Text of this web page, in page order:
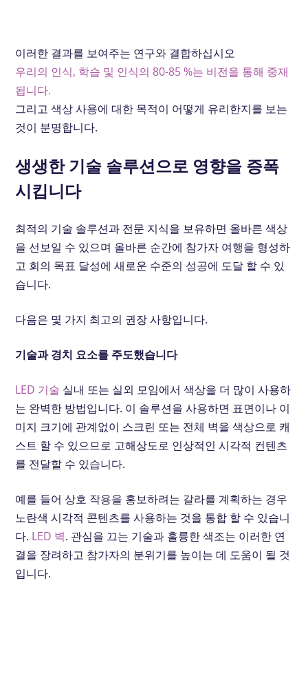
이러한 결과를 보여주는 연구와 결합하십시오
우리의 인식, 학습 및 인식의 80-85 %는 비전을 통해 중재
됩니다.
그리고 색상 사용에 대한 목적이 어떻게 유리한지를 보는
것이 분명합니다.
생생한 기술 솔루션으로 영향을 증폭
시킵니다
최적의 기술 솔루션과 전문 지식을 보유하면 올바른 색상
을 선보일 수 있으며 올바른 순간에 참가자 여행을 형성하
고 회의 목표 달성에 새로운 수준의 성공에 도달 할 수 있
습니다.
다음은 몇 가지 최고의 권장 사항입니다.
기술과 경치 요소를 주도했습니다
LED 기술 실내 또는 실외 모임에서 색상을 더 많이 사용하
는 완벽한 방법입니다. 이 솔루션을 사용하면 표면이나 이
미지 크기에 관계없이 스크린 또는 전체 벽을 색상으로 캐
스트 할 수 있으므로 고해상도로 인상적인 시각적 컨텐츠
를 전달할 수 있습니다.
예를 들어 상호 작용을 홍보하려는 갈라를 계획하는 경우
노란색 시각적 콘텐츠를 사용하는 것을 통합 할 수 있습니
다. LED 벽. 관심을 끄는 기술과 훌륭한 색조는 이러한 연
결을 장려하고 참가자의 분위기를 높이는 데 도움이 될 것
입니다.